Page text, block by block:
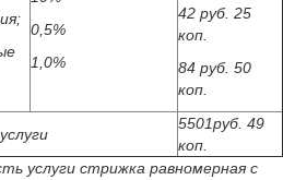
0,5%
1,0%
42 руб. 25
коп.
84 руб. 50
коп.
5501руб. 49
коп.
услуги стрижка равномерная с